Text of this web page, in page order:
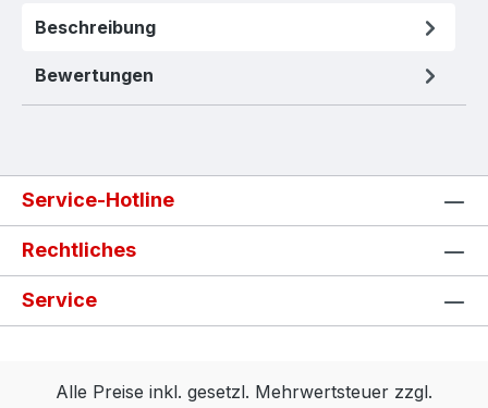
Beschreibung
Bewertungen
Service-Hotline
Rechtliches
Service
Alle Preise inkl. gesetzl. Mehrwertsteuer zzgl.